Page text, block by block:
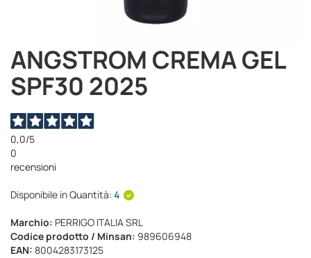
ANGSTROM CREMA GEL
SPF30 2025
0,0/5
0
recensioni
Disponibile in Quantità: 4
Marchio: PERRIGO ITALIA SRL
Codice prodotto / Minsan: 989606948
EAN: 8004283173125
Vai
all'inizio
della
galleria
immagini